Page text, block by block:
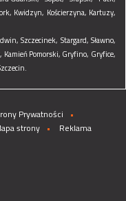
Kwidzyn, Kościerzyna, Kartuzy,
Szczecinek, Stargard, Sławno,
Kamień Pomorski, Gryfino, Gryfice,
Prywatności
strony Reklama